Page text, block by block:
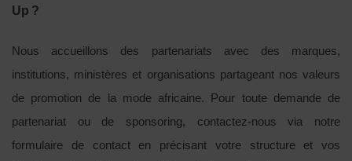
Up ?
Nous accueillons des partenariats avec des marques,
institutions, ministères et organisations partageant nos valeurs
de promotion de la mode africaine. Pour toute demande de
partenariat ou de sponsoring, contactez-nous via notre
formulaire de contact en précisant votre structure et vos